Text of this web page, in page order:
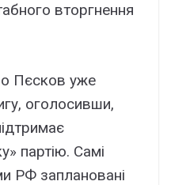
вторгнення
Пєсков уже
оголосивши,
партію. Самі
РФ заплановані